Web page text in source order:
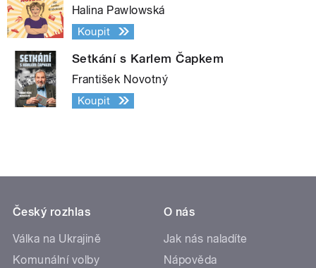
Halina Pawlowská
Koupit
Setkání s Karlem Čapkem
František Novotný
Koupit
Český rozhlas
Válka na Ukrajině
Komunální volby
O nás
Jak nás naladíte
Nápověda